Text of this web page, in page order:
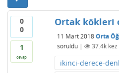
0
0
1
cevap
Ortak kökleri
11 Mart 2018 Orta
soruldu | 37.4kkez
ikinci-derece-